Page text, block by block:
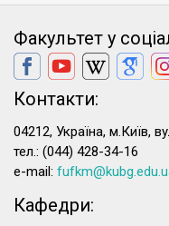
Факультет у
Контакти:
04212, Україна, м.Київ,
тел.: (044) 428-34-16
e-mail:
Кафедри: